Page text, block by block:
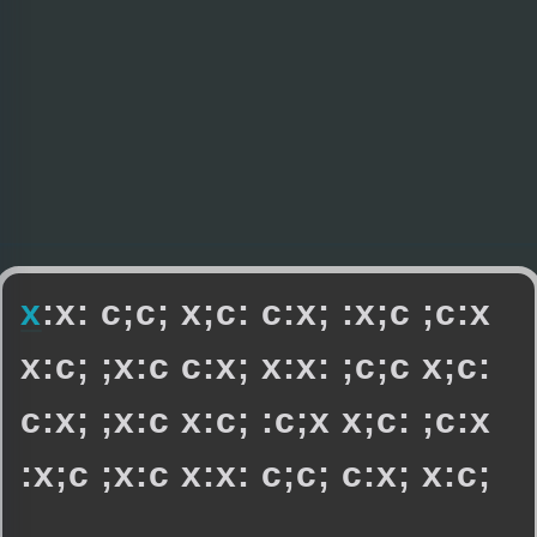
x:x: c;c; x;c: c:x; :x;c ;c:x
x:c; ;x:c c:x; x:x: ;c;c x;c:
c:x; ;x:c x:c; :c;x x;c: ;c:x
:x;c ;x:c x:x: c;c; c:x; x:c;